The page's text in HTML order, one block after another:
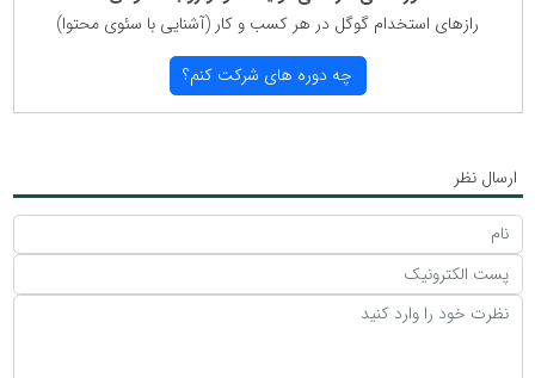
رازهای استخدام گوگل در هر كسب و كار (آشنایی با سئوی محتوا)
چه دوره های شركت كنم؟
ارسال نظر